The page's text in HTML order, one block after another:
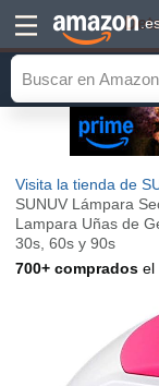
Visita la tienda de
SUNUV Lámpara
Lampara Uñas de
30s, 60s y 90s
700+ comprados el